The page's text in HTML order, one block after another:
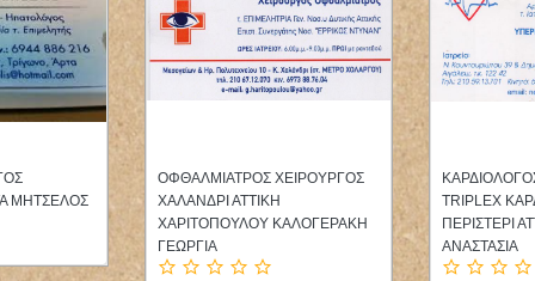
ΜΙΚΡΟΒΙΟΛΟΓΟΣ
ΜΙΚΡΟΒΙΟΛΟΓΙΚΟ ΕΡΓΑΣΤΗΡΙΟ
ΗΡΑΚΛΕΙΟ ΚΡΗΤΗ ΧΟΥΛΑΚΗ
ΑΝΝΑ
ΓΕΝΙΚΟΣ
ΧΑΛΑΝΔΡΙ
ΒΑΣΙΛΕΙΟΣ